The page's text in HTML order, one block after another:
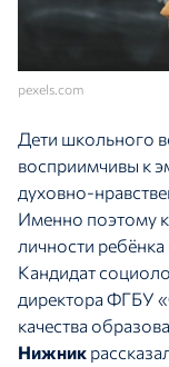
pexels.com
Дети школьного
восприимчивы к
духовно-
Именно поэтому
личности
Кандидат
директора ФГБУ
качества
Нижник